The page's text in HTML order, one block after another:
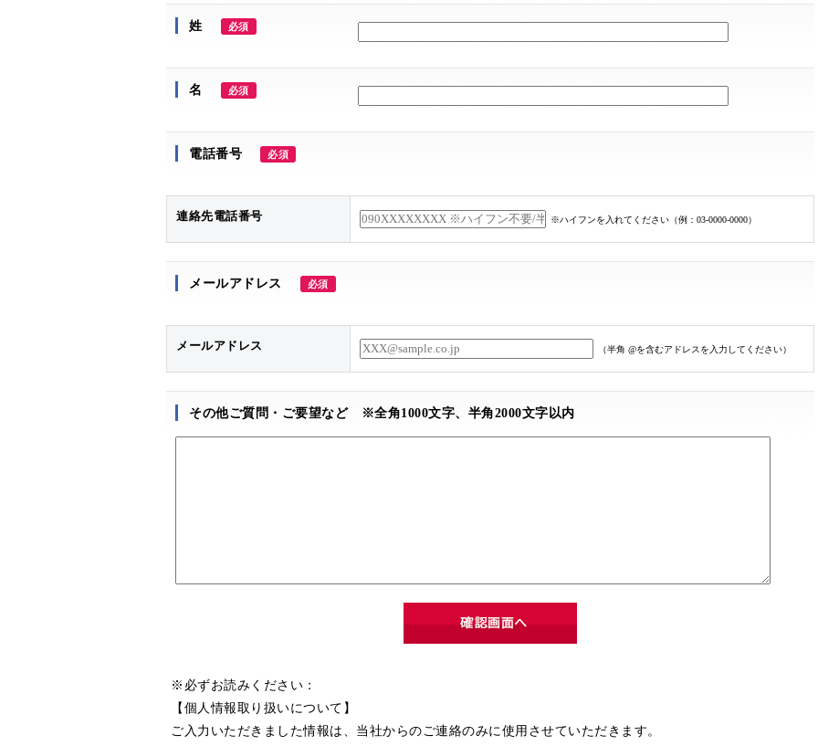
取引先・得意先ごとに異なる対応したい 新規の顧客法人を開拓したい
BtoBtoB / BtoBtoC
業種から探す
メーカー・製造
卸売・商社
BtoB EC情報メディア
BtoB ECノウハウ記事まとめ BtoBサイトでの課題解決例
姓 必須
名 必須
電話番号 必須
連絡先電話番号 ※ハイフンを入れてください（例：03-0000-0000）
メールアドレス 必須
メールアドレス （半角 @を含むアドレスを入力してください）
その他ご質問・ご要望など ※全角1000文字、半角2000文字以内
※必ずお読みください：
【個人情報取り扱いについて】
ご入力いただきました情報は、当社からのご連絡のみに使用させていただきます。